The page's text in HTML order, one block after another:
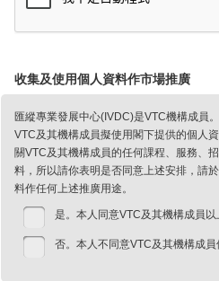
收集及使用個人資料作市場推廣
匯縱專業發展中心(IVDC)是VTC機構成員。
VTC及其機構成員擬使用閣下提供的個人
關VTC及其機構成員的任何課程、服務、
料，所以請你表明是否同意上述安排，請
料作任何上述推廣用途。
是。本人同意VTC及其機構成員以
否。本人不同意VTC及其機構成